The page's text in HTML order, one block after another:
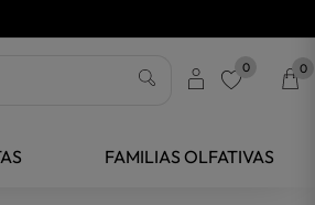
0 0
FAMILIAS OLFATIVAS